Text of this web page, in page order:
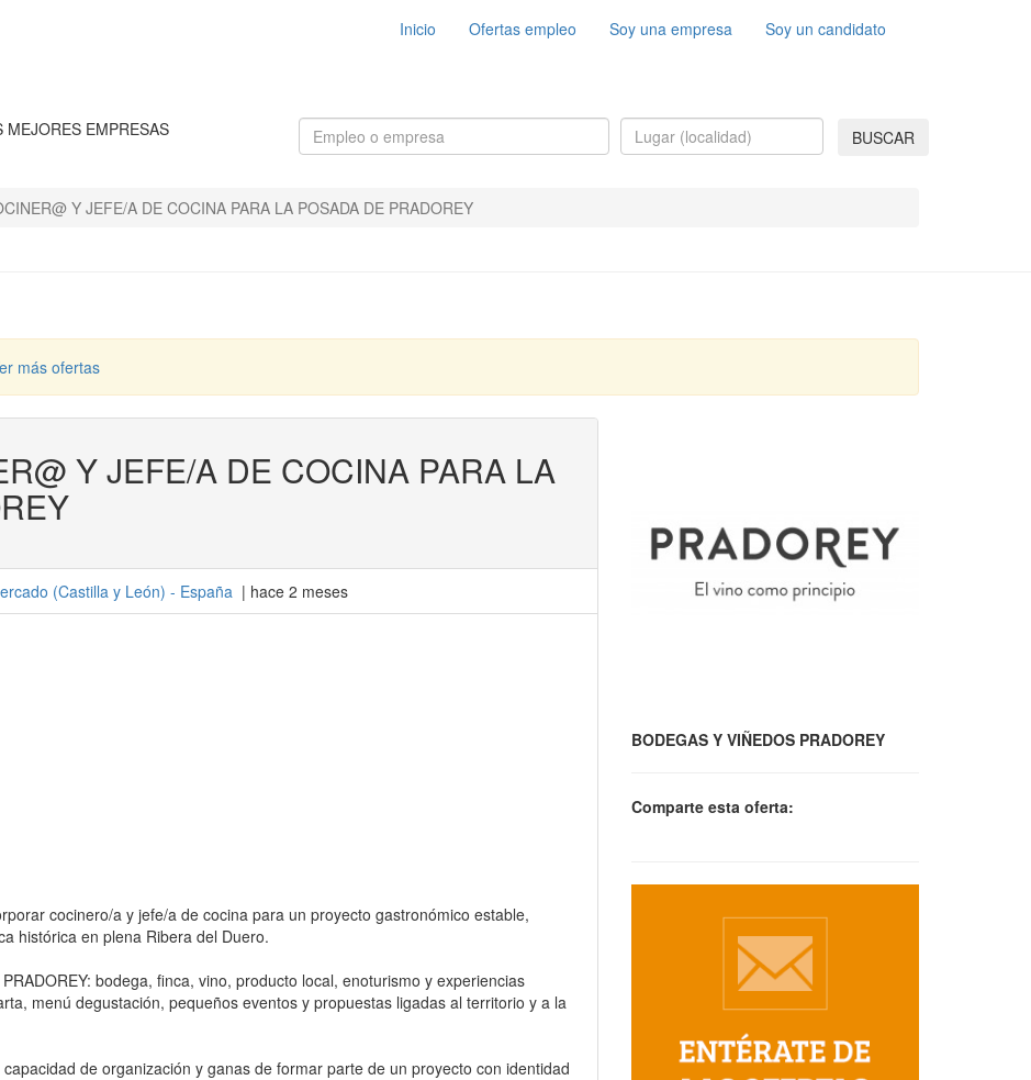
Inicio Ofertas empleo Soy una empresa Soy un candidato
EMPRESAS BUSCAR
Y JEFE/A DE COCINA PARA LA POSADA DE PRADOREY
más ofertas
Y JEFE/A DE COCINA PARA LA
(Castilla y León) - España | hace 2 meses
cocinero/a y jefe/a de cocina para un proyecto gastronómico estable,
histórica en plena Ribera del Duero.
bodega, finca, vino, producto local, enoturismo y experiencias
menú degustación, pequeños eventos y propuestas ligadas al territorio y a la
de organización y ganas de formar parte de un proyecto con identidad
BODEGAS Y VIÑEDOS PRADOREY
Comparte esta oferta: